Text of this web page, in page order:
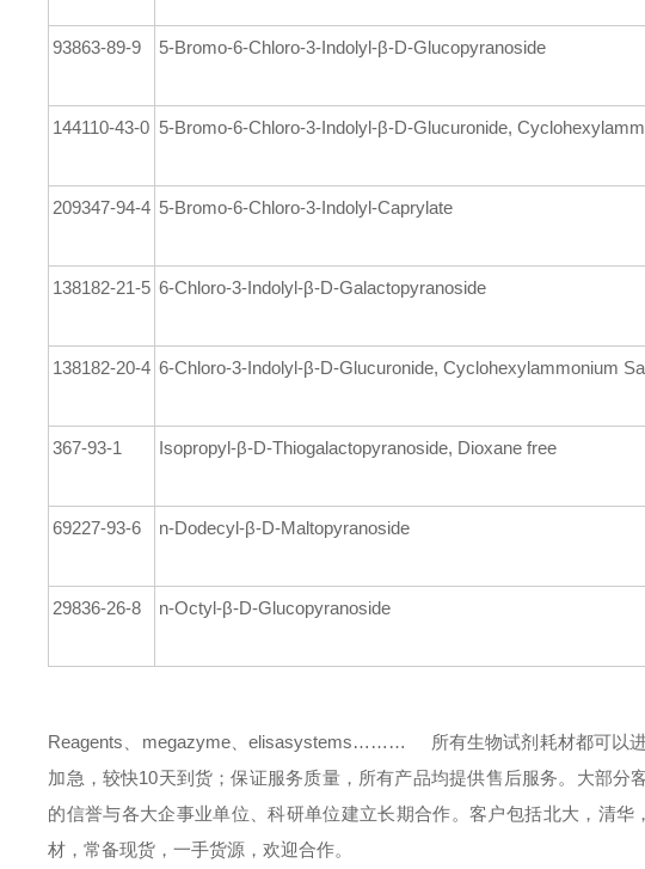
93863-89-9 5-Bromo-6-Chloro-3-Indolyl-β-D-Glucopyranoside
144110-43-0 5-Bromo-6-Chloro-3-Indolyl-β-D-Glucuronide,
209347-94-4 5-Bromo-6-Chloro-3-Indolyl-Caprylate
138182-21-5 6-Chloro-3-Indolyl-β-D-Galactopyranoside
138182-20-4 6-Chloro-3-Indolyl-β-D-Glucuronide, Cyclohexylammonium
367-93-1 Isopropyl-β-D-Thiogalactopyranoside, Dioxane free
69227-93-6 n-Dodecyl-β-D-Maltopyranoside
29836-26-8 n-Octyl-β-D-Glucopyranoside
Reagents、megazyme、elisasystems………
所有生物试剂耗材都可以
加急，较快10天到货；保证服务质量，所有产品均提供售后服务。大部分
的信誉与各大企事业单位、科研单位建立长期合作。客户包括北大，清华
材，常备现货，一手货源，欢迎合作。